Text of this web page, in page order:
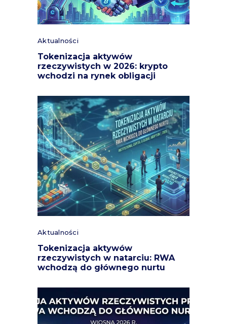
Aktualności
Tokenizacja aktywów
rzeczywistych w 2026: krypto
wchodzi na rynek obligacji
Aktualności
Tokenizacja aktywów
rzeczywistych w natarciu: RWA
wchodzą do głównego nurtu